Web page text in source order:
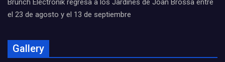
Brunch Electronik regresa a los Jardines de Joan Brossa entre
el 23 de agosto y el 13 de septiembre
Gallery